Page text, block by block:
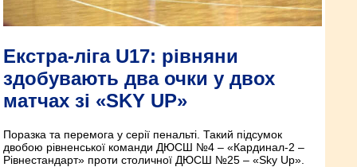
Екстра-ліга U17: рівняни
здобувають два очки у двох
матчах зі «SKY UP»
Поразка та перемога у серії пенальті. Такий підсумок
двобою рівненської команди ДЮСШ №4 – «Кардинал-2 –
Рівнестандарт» проти столичної ДЮСШ №25 – «Sky Up».